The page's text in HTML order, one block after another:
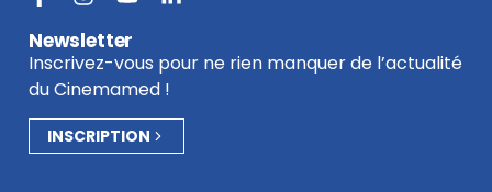
Newsletter
Inscrivez-vous pour ne rien manquer de l’actualité
du Cinemamed !
INSCRIPTION